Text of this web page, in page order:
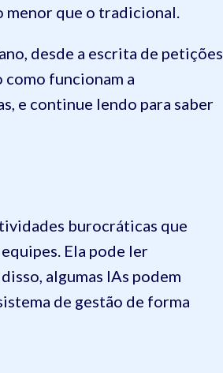
que o tradicional.
desde a escrita de petições
funcionam a
e continue lendo para saber
burocráticas que
Ela pode ler
algumas IAs podem
de gestão de forma